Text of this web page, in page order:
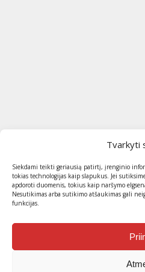
Tvarkyti
Siekdami teikti geriausią patirtį, įrenginio
tokias technologijas kaip slapukus. Jei
apdoroti duomenis, tokius kaip naršymo
Nesutikimas arba sutikimo atšaukimas gali
funkcijas.